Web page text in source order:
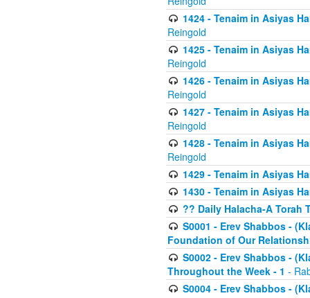
1424 - Tenaim in Asiyas
Reingold
1425 - Tenaim in Asiyas
Reingold
1426 - Tenaim in Asiyas
Reingold
1427 - Tenaim in Asiyas
Reingold
1428 - Tenaim in Asiyas
Reingold
1429 - Tenaim in Asiyas
1430 - Tenaim in Asiyas
?? Daily Halacha-A Torah
S0001 - Erev Shabbos -
Foundation of Our
S0002 - Erev Shabbos -
Throughout the Week - 1 -
S0004 - Erev Shabbos -